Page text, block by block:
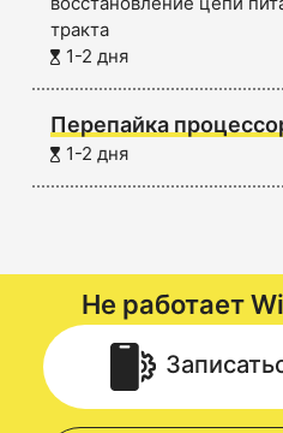
тракта
1-2 дня
Перепайка
1-2 дня
Не работает